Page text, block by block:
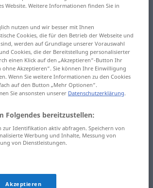
Website. Weitere Informationen finden Sie in
nutzen und wir besser mit Ihnen
Cookies, die für den Betrieb der Webseite und
werden auf Grundlage unserer Vorauswahl
Cookies, die der Bereitstellung personalisierter
einen Klick auf den „Akzeptieren“-Button Ihr
Akzeptieren“. Sie können Ihre Einwilligung
Wenn Sie weitere Informationen zu den Cookies
auf den Button „Mehr Optionen“.
Sie ansonsten unserer Datenschutzerklärung.
Folgendes bereitzustellen:
zur Identifikation aktiv abfragen. Speichern von
Werbung und Inhalte, Messung von
von Dienstleistungen.
Akzeptieren